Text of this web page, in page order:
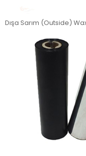
Dışa Sarım (Outside)